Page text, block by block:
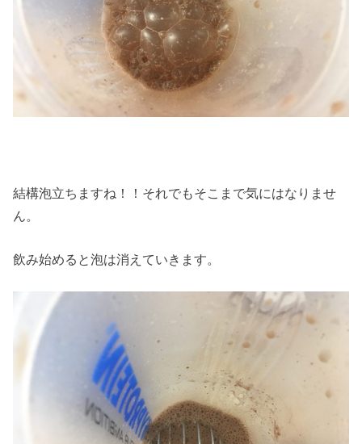
結構泡立ちますね！！それでもそこまで気にはなりませ
ん。
飲み始めると泡は消えていきます。